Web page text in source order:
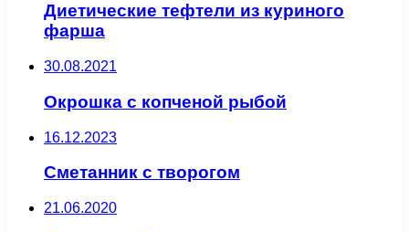
Диетические тефтели из куриного
фарша
30.08.2021
Окрошка с копченой рыбой
16.12.2023
Сметанник с творогом
21.06.2020